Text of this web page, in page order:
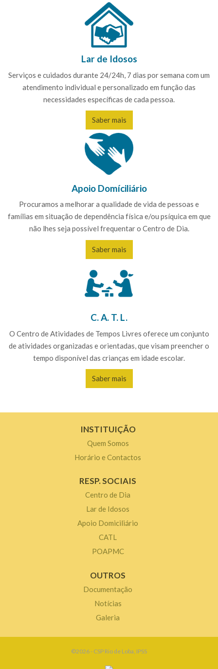
Lar de Idosos
Serviços e cuidados durante 24/24h, 7 dias por semana com um
atendimento individual e personalizado em função das
necessidades específicas de cada pessoa.
Saber mais
Apoio Domíciliário
Procuramos a melhorar a qualidade de vida de pessoas e
famílias em situação de dependência física e/ou psíquica em que
não lhes seja possível frequentar o Centro de Dia.
Saber mais
C. A. T. L.
O Centro de Atividades de Tempos Livres oferece um conjunto
de atividades organizadas e orientadas, que visam preencher o
tempo disponível das crianças em idade escolar.
Saber mais
INSTITUIÇÃO
Quem Somos
Horário e Contactos
RESP. SOCIAIS
Centro de Dia
Lar de Idosos
Apoio Domiciliário
CATL
POAPMC
OUTROS
Documentação
Notícias
Galeria
©2026 - CSP Rio de Loba, IPSS